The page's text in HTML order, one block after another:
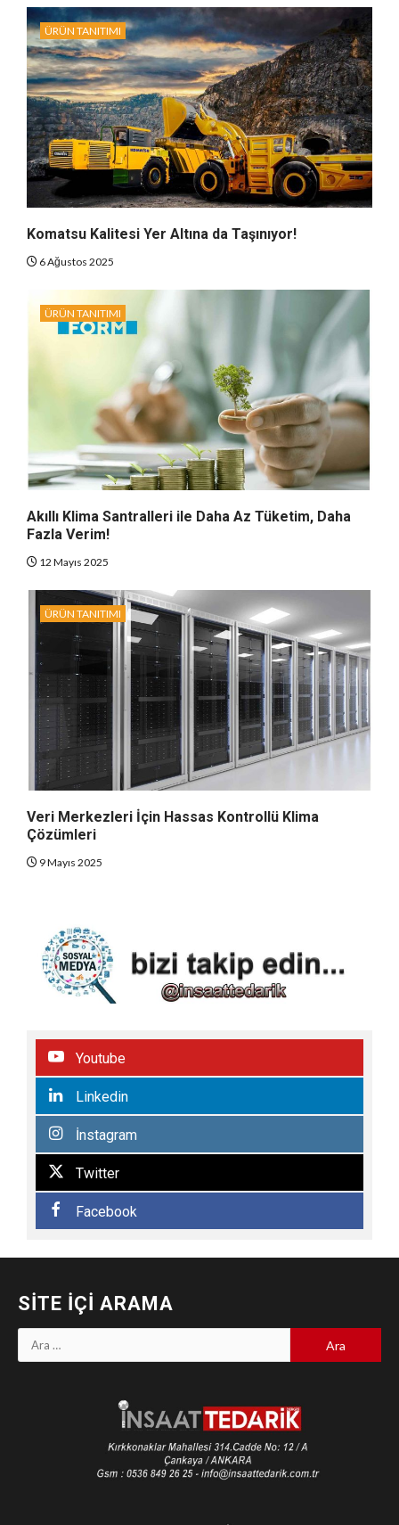
ÜRÜN TANITIMI
Komatsu Kalitesi Yer Altına da Taşınıyor!
6 Ağustos 2025
ÜRÜN TANITIMI
Akıllı Klima Santralleri ile Daha Az Tüketim, Daha
Fazla Verim!
12 Mayıs 2025
ÜRÜN TANITIMI
Veri Merkezleri İçin Hassas Kontrollü Klima
Çözümleri
9 Mayıs 2025
Youtube
Linkedin
İnstagram
Twitter
Facebook
SITE İÇI ARAMA
Arama: